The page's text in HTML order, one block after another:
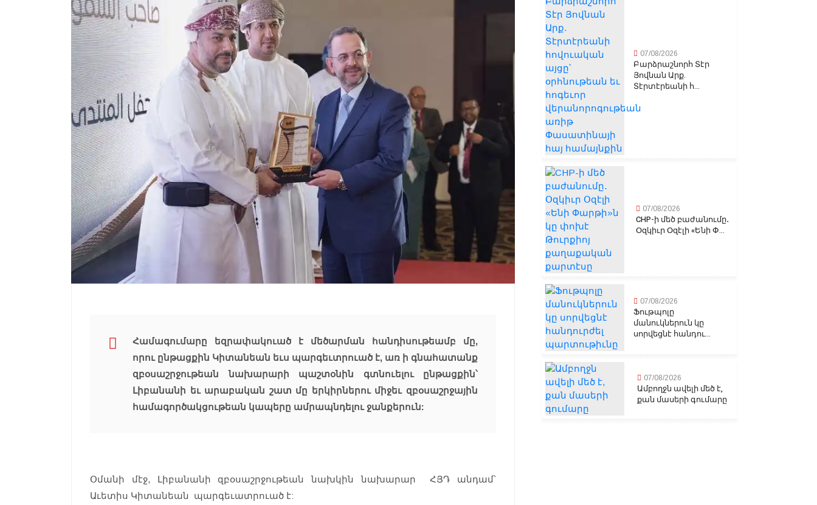
Համագումարը եզրափակուած է մեծարման հանդիսութեամբ մը,
որու ընթացքին Կիտանեան եւս պարգեւտրուած է, առ ի գնահատանք
զբօսաշրջութեան նախարարի պաշտօնին գտնուելու ընթացքին՝
Լիբանանի եւ արաբական շատ մը երկիրներու միջեւ զբօսաշրջային
համագործակցութեան կապերը ամրապնդելու ջանքերուն:
Օմանի մէջ, Լիբանանի զբօսաշրջութեան նախկին նախարար ՀՅԴ անդամ՝
Աւետիս Կիտանեան պարգեւատրուած է:
07/08/2026
Բարձրաշնորհ Տէր
Յովնան Արք.
Տէրտէրեանի հ...
07/08/2026
CHP-ի մեծ բաժանումը․
Օզկիւր Օզէլի «Ենի Փ...
07/08/2026
Ֆութպոլը
մանուկներուն կը
սորվեցնէ հանդու...
07/08/2026
Ամբողջն ավելի մեծ է,
քան մասերի գումարը